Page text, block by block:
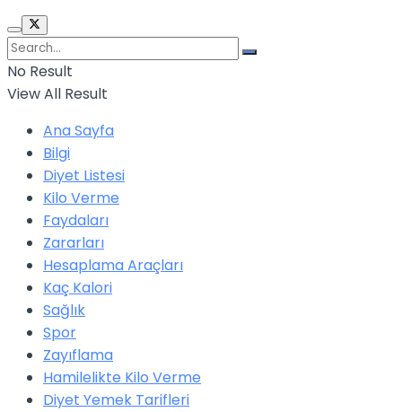
No Result
View All Result
Ana Sayfa
Bilgi
Diyet Listesi
Kilo Verme
Faydaları
Zararları
Hesaplama Araçları
Kaç Kalori
Sağlık
Spor
Zayıflama
Hamilelikte Kilo Verme
Diyet Yemek Tarifleri